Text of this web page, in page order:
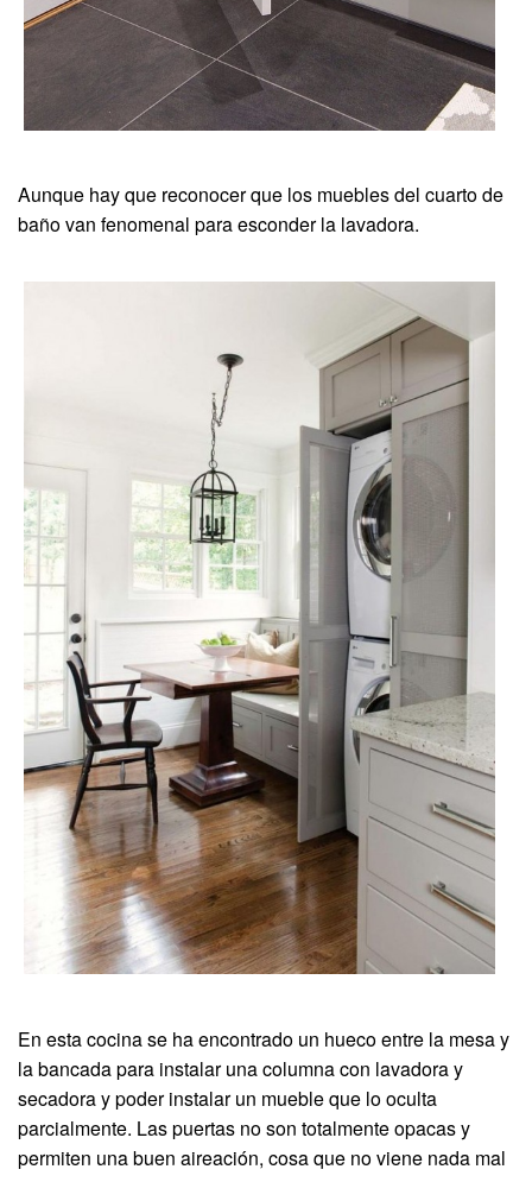
Aunque hay que reconocer que los muebles del cuarto de
baño van fenomenal para esconder la lavadora.
En esta cocina se ha encontrado un hueco entre la mesa y
la bancada para instalar una columna con lavadora y
secadora y poder instalar un mueble que lo oculta
parcialmente. Las puertas no son totalmente opacas y
permiten una buen aireación, cosa que no viene nada mal